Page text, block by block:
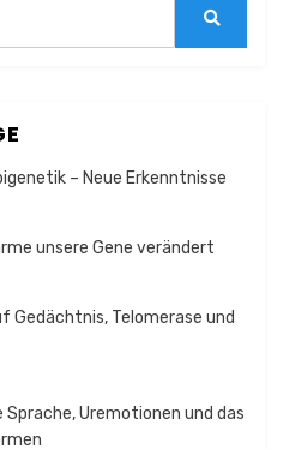
– Neue Erkenntnisse
unsere Gene verändert
Gedächtnis, Telomerase und
Sprache, Uremotionen und das